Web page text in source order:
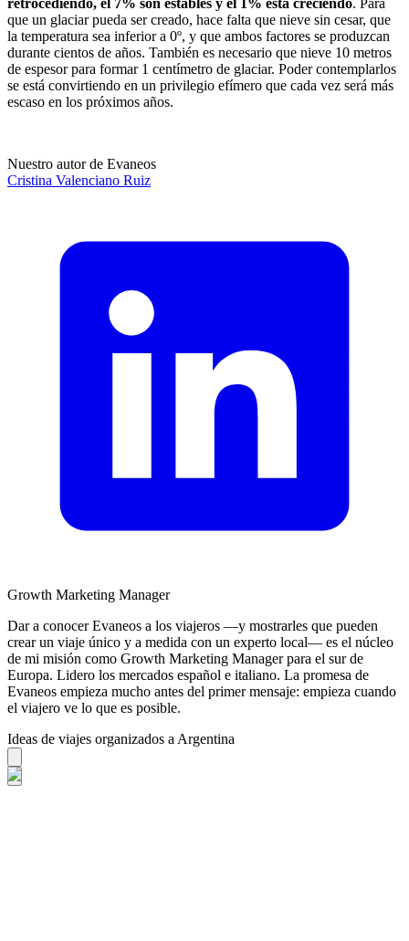
retrocediendo, el 7% son estables y el 1% está creciendo. Para
que un glaciar pueda ser creado, hace falta que nieve sin cesar, que
la temperatura sea inferior a 0º, y que ambos factores se produzcan
durante cientos de años. También es necesario que nieve 10 metros
de espesor para formar 1 centímetro de glaciar. Poder contemplarlos
se está convirtiendo en un privilegio efímero que cada vez será más
escaso en los próximos años.
Nuestro autor de Evaneos
Cristina Valenciano Ruiz
Growth Marketing Manager
Dar a conocer Evaneos a los viajeros —y mostrarles que pueden
crear un viaje único y a medida con un experto local— es el núcleo
de mi misión como Growth Marketing Manager para el sur de
Europa. Lidero los mercados español e italiano. La promesa de
Evaneos empieza mucho antes del primer mensaje: empieza cuando
el viajero ve lo que es posible.
Ideas de viajes organizados a Argentina